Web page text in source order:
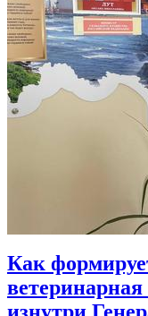
Как
ветеринарная